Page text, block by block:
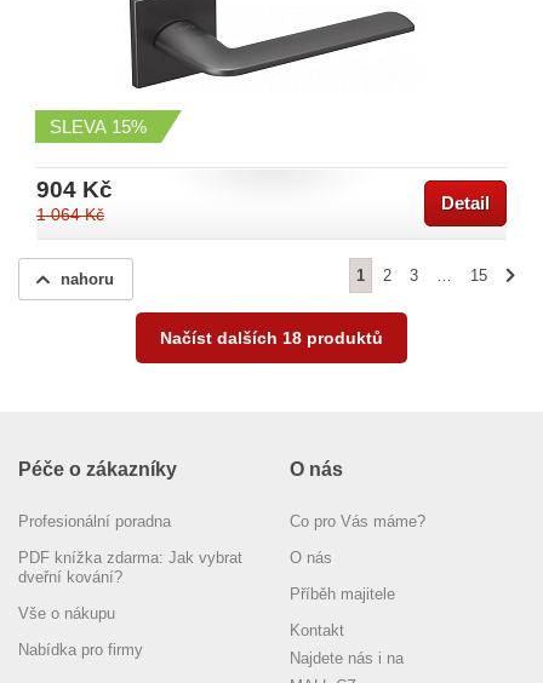
SLEVA 15%
904 Kč
1 064 Kč
Detail
nahoru 1 2 3 … 15
Načíst dalších 18 produktů
Péče o zákazníky
Profesionální poradna
PDF knížka zdarma: Jak vybrat
dveřní kování?
Vše o nákupu
Nabídka pro firmy
O nás
Co pro Vás máme?
O nás
Příběh majitele
Kontakt
Najdete nás i na